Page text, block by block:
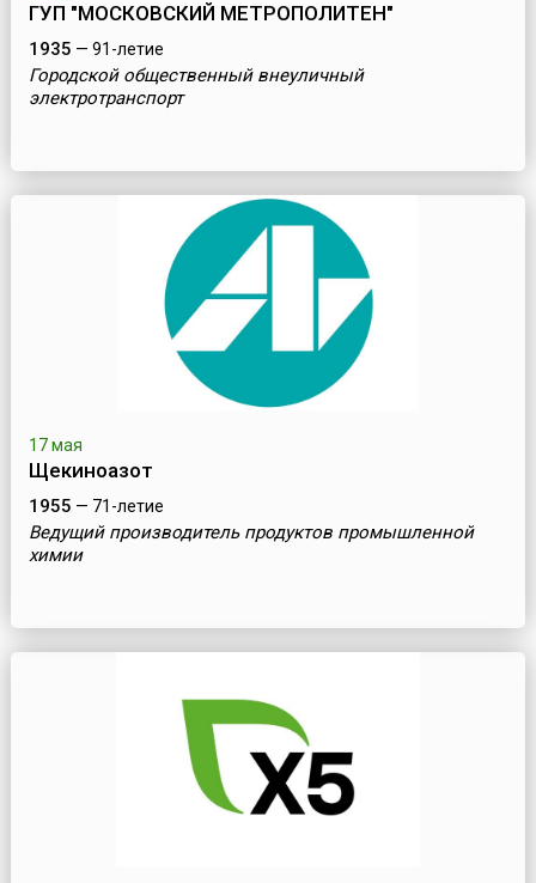
ГУП "МОСКОВСКИЙ МЕТРОПОЛИТЕН"
1935 — 91-летие
Городской общественный внеуличный
электротранспорт
17 мая
Щекиноазот
1955 — 71-летие
Ведущий производитель продуктов промышленной
химии